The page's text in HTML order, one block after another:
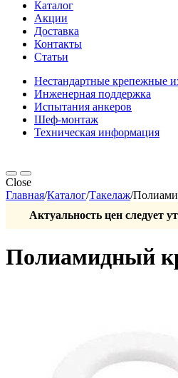
Каталог
Акции
Доставка
Контакты
Статьи
Нестандартные крепежные
Инженерная поддержка
Испытания анкеров
Шеф-монтаж
Техническая информация
Close
Главная/Каталог/Такелаж/
Актуальность цен следует
Полиамидный